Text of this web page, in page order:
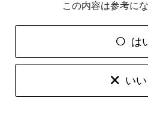
この内容は参考に
は
いい